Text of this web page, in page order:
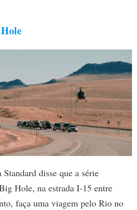
disse que a série
Hole, na estrada I-15 entre
faça uma viagem pelo Rio no